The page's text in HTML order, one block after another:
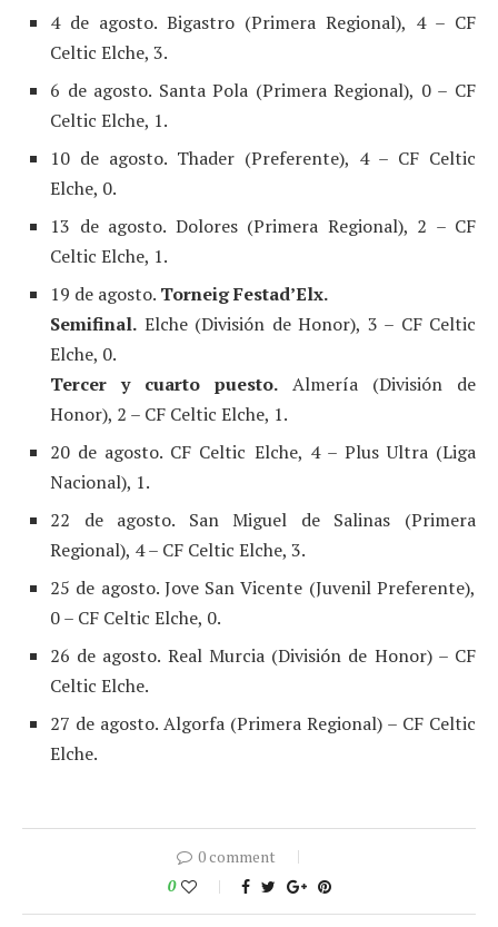
4 de agosto. Bigastro (Primera Regional), 4 – CF
Celtic Elche, 3.
6 de agosto. Santa Pola (Primera Regional), 0 – CF
Celtic Elche, 1.
10 de agosto. Thader (Preferente), 4 – CF Celtic
Elche, 0.
13 de agosto. Dolores (Primera Regional), 2 – CF
Celtic Elche, 1.
19 de agosto. Torneig Festad’Elx.
Semifinal. Elche (División de Honor), 3 – CF Celtic
Elche, 0.
Tercer y cuarto puesto. Almería (División de
Honor), 2 – CF Celtic Elche, 1.
20 de agosto. CF Celtic Elche, 4 – Plus Ultra (Liga
Nacional), 1.
22 de agosto. San Miguel de Salinas (Primera
Regional), 4 – CF Celtic Elche, 3.
25 de agosto. Jove San Vicente (Juvenil Preferente),
0 – CF Celtic Elche, 0.
26 de agosto. Real Murcia (División de Honor) – CF
Celtic Elche.
27 de agosto. Algorfa (Primera Regional) – CF Celtic
Elche.
0 comment
0